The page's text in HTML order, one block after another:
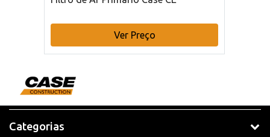
Ver Preço
Categorias